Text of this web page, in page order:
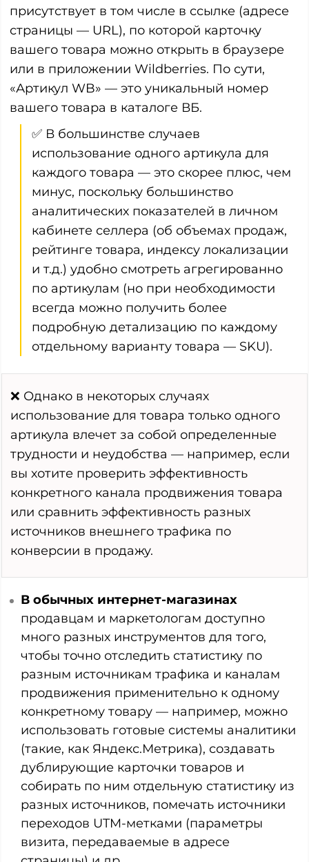
присутствует в том числе в ссылке (адресе
страницы — URL), по которой карточку
вашего товара можно открыть в браузере
или в приложении Wildberries. По сути,
«Артикул WB» — это уникальный номер
вашего товара в каталоге ВБ.
✅ В большинстве случаев
использование одного артикула для
каждого товара — это скорее плюс, чем
минус, поскольку большинство
аналитических показателей в личном
кабинете селлера (об объемах продаж,
рейтинге товара, индексу локализации
и т.д.) удобно смотреть агрегированно
по артикулам (но при необходимости
всегда можно получить более
подробную детализацию по каждому
отдельному варианту товара — SKU).
❌ Однако в некоторых случаях
использование для товара только одного
артикула влечет за собой определенные
трудности и неудобства — например, если
вы хотите проверить эффективность
конкретного канала продвижения товара
или сравнить эффективность разных
источников внешнего трафика по
конверсии в продажу.
В обычных интернет-магазинах
продавцам и маркетологам доступно
много разных инструментов для того,
чтобы точно отследить статистику по
разным источникам трафика и каналам
продвижения применительно к одному
конкретному товару — например, можно
использовать готовые системы аналитики
(такие, как Яндекс.Метрика), создавать
дублирующие карточки товаров и
собирать по ним отдельную статистику из
разных источников, помечать источники
переходов UTM-метками (параметры
визита, передаваемые в адресе